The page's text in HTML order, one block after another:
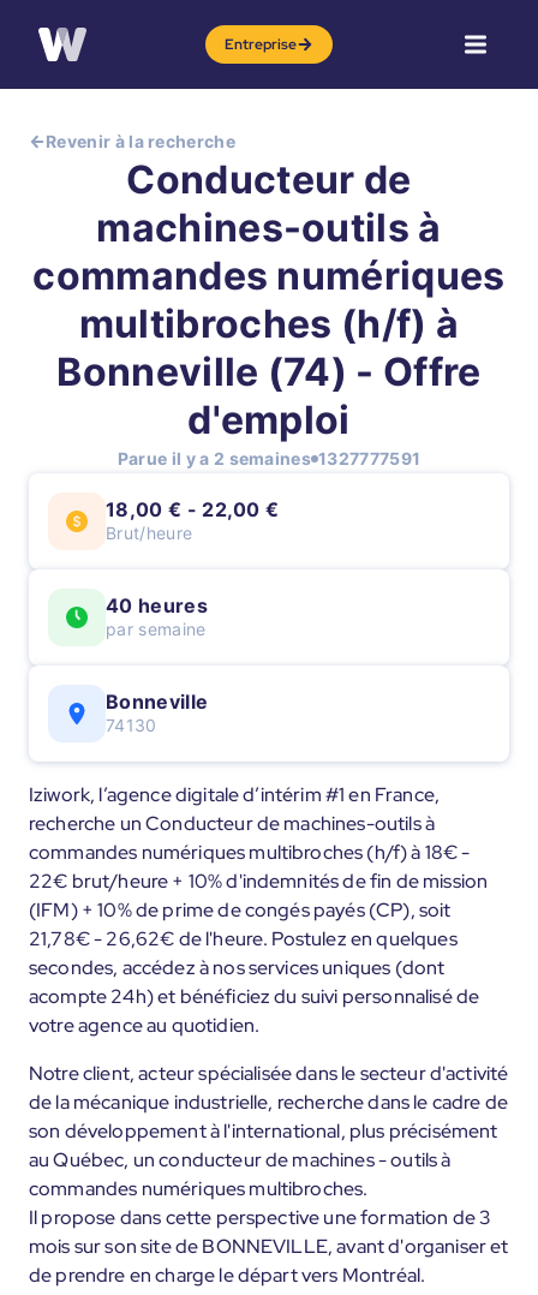
Entreprise
Revenir à la recherche
Conducteur de
machines-outils à
commandes numériques
multibroches (h/f) à
Bonneville (74) - Offre
d'emploi
Parue il y a 2 semaines 1327777591
18,00 € - 22,00 €
Brut/heure
40 heures
par semaine
Bonneville
74130
Iziwork, l’agence digitale d’intérim #1 en France,
recherche un Conducteur de machines-outils à
commandes numériques multibroches (h/f) à 18€ -
22€ brut/heure + 10% d'indemnités de fin de mission
(IFM) + 10% de prime de congés payés (CP), soit
21,78€ - 26,62€ de l'heure. Postulez en quelques
secondes, accédez à nos services uniques (dont
acompte 24h) et bénéficiez du suivi personnalisé de
votre agence au quotidien.
Notre client, acteur spécialisée dans le secteur d'activité
de la mécanique industrielle, recherche dans le cadre de
son développement à l'international, plus précisément
au Québec, un conducteur de machines - outils à
commandes numériques multibroches.
Il propose dans cette perspective une formation de 3
mois sur son site de BONNEVILLE, avant d'organiser et
de prendre en charge le départ vers Montréal.